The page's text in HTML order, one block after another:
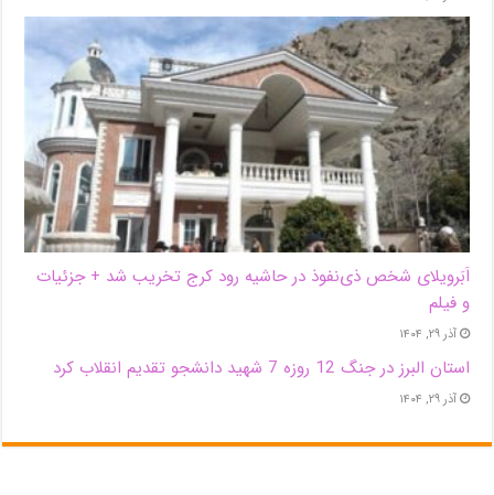
اَبَر‌ویلای شخص ذی‌نفوذ در حاشیه‌ رود کرج تخریب شد + جزئیات
و فیلم
آذر ۲۹, ۱۴۰۴
استان البرز در جنگ 12 روزه 7 شهید دانشجو تقدیم انقلاب کرد
آذر ۲۹, ۱۴۰۴